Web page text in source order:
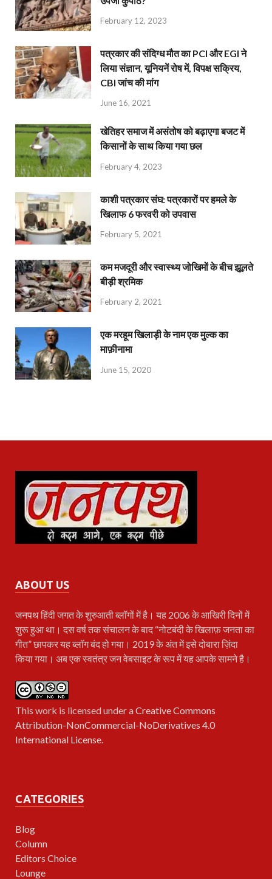
February 12, 2023
पत्रकार की संदिग्ध मौत का PCI और EGI ने
लिया संज्ञान, यूनियनें रोष में, विपक्ष सक्रिय,
CBI जांच की मांग
June 16, 2021
खेतिहर समाज में असंतोष को बढ़ाएगा बजट में
किसानों के साथ किया गया छल
February 4, 2023
काशी पत्रकार संघ: पत्रकारों पर हमले के
खिलाफ 6 फरवरी को उपवास
February 5, 2021
कम मजदूरी और स्वास्थ्य जोखिमों के बीच झूलते
बीड़ी श्रमिक
February 2, 2021
एक मरहूम खिलाड़ी के नाम एक मुल्क का
माफ़ीनामा
June 15, 2020
ABOUT US
जनपथहिंदी जगत के शुरुआती ब्लॉगों में है। यह 2006 के आखिरी दिनों में
शुरू हुआ था। दस वर्ष तक संचालन के बाद “नोटबंदी के खिलाफ़ जनता का
गीत” छापकर यह ब्लॉग बंद हो गया। 2019 के अंत में इसे दोबारा ज़िंदा
किया गया। अब एक स्वतंत्र जन वेबसाइट के रूप में यह आपके सामने है।
This work is licensed under aCreative Commons
Attribution-NonCommercial-NoDerivatives 4.0
International License.
CATEGORIES
Blog
Column
Editors Choice
Lounge